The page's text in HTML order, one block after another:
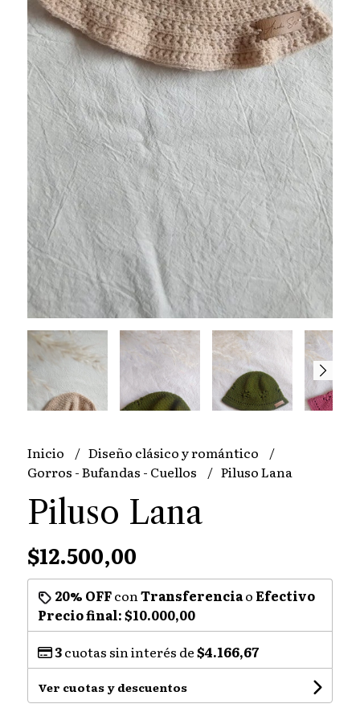
Inicio
Diseño clásico y romántico
Gorros - Bufandas - Cuellos
Piluso Lana
Piluso Lana
$12.500,00
20% OFFcon Transferenciao Efectivo
Precio final:$10.000,00
3cuotas sin interés de$4.166,67
Ver cuotas y descuentos